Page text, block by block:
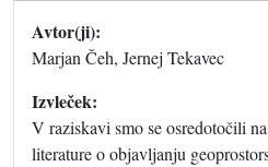
Avtor(ji):
Marjan Čeh, Jernej Tekavec
Izvleček:
V raziskavi smo se osredotočili
literature o objavljanju